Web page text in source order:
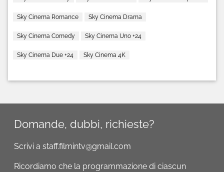
Sky Cinema Romance Sky Cinema Drama
Sky Cinema Comedy Sky Cinema Uno +24
Sky Cinema Due +24 Sky Cinema 4K
Domande, dubbi, richieste?
Scrivi a staff.filmintv@gmail.com
Ricordiamo che la programmazione di ciascun